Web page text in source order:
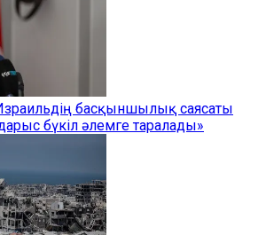
басқыншылық саясаты
бүкіл әлемге таралады»